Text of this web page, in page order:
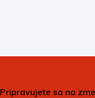
Pripravujete sa na